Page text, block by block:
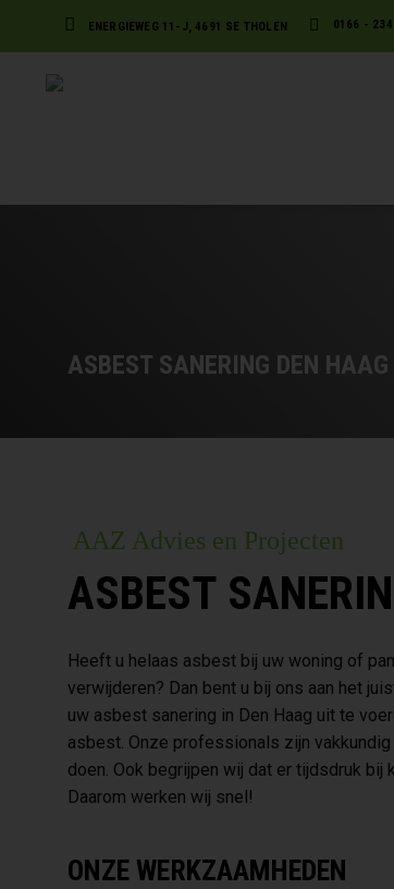
ENERGIEWEG 11-J, 4691 SE THOLEN 0166 -
ASBEST SANERING DEN HAAG
AAZ Advies en Projecten
ASBEST
Heeft u helaas asbest bij uw woning of
verwijderen? Dan bent u bij ons aan het
uw asbest sanering in Den Haag uit te
asbest. Onze professionals zijn
doen. Ook begrijpen wij dat er tijdsdruk
Daarom werken wij snel!
ONZE WERKZAAMHEDEN